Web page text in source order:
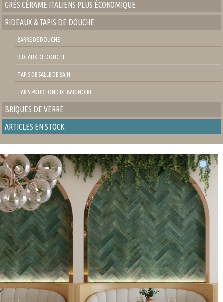
GRÉS CÉRAME ITALIENS PLUS ÉCONOMIQUE
RIDEAUX & TAPIS DE DOUCHE
BARRE DE DOUCHE
RIDEAUX DE DOUCHE
TAPIS DE SALLE DE BAIN
TAPIS POUR FOND DE BAIGNOIRE
BRIQUES DE VERRE
ARTICLES EN STOCK